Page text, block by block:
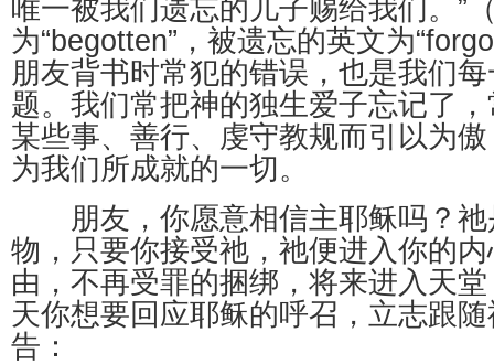
唯一被我们遗忘的儿子赐给我们。”
为“begotten”，被遗忘的英文为
朋友背书时常犯的错误，也是我们
题。我们常把神的独生爱子忘记了
某些事、善行、虔守教规而引以为
为我们所成就的一切。
朋友，你愿意相信主耶稣吗？祂
物，只要你接受祂，祂便进入你的
由，不再受罪的捆绑，将来进入天
天你想要回应耶稣的呼召，立志跟
告：